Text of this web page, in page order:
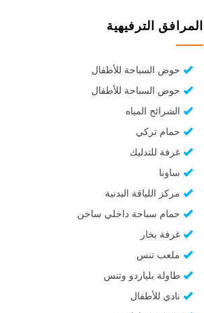
المرافق الترفيهية
حوض السباحة للأطفال
حوض السباحة للأطفال
الشرائح المياه
حمام تركي
غرفة للتدليك
ساونا
مركز اللياقة البدنية
حمام سباحة داخلي ساخن
غرفة بخار
ملعب تنس
طاولة بلياردو وتنس
نادي للأطفال